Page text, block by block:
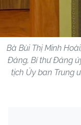
Bà Bùi Thị Minh
Đảng, Bí thư Đảng
tịch Ủy ban Trung